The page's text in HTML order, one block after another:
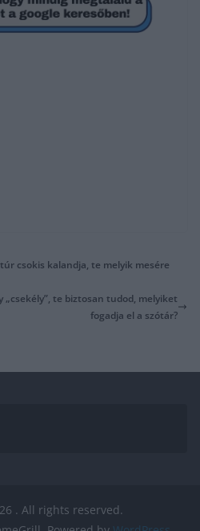
csokis kalandja, te melyik mesére
„csekély”, te biztosan tudod, melyiket
fogadja el a szótár?
. All rights reserved.